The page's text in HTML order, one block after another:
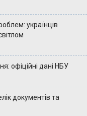
українців
офіційні дані НБУ
документів та